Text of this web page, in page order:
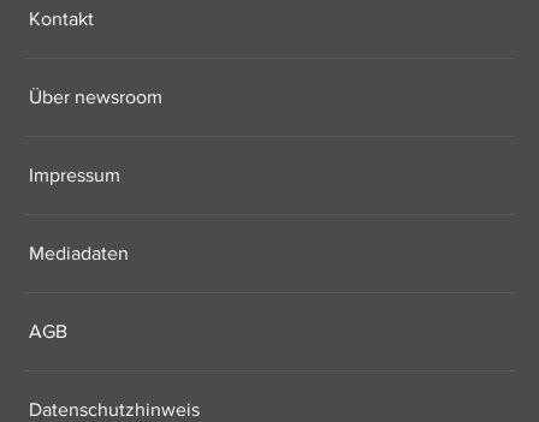
Kontakt
Über newsroom
Impressum
Mediadaten
AGB
Datenschutzhinweis